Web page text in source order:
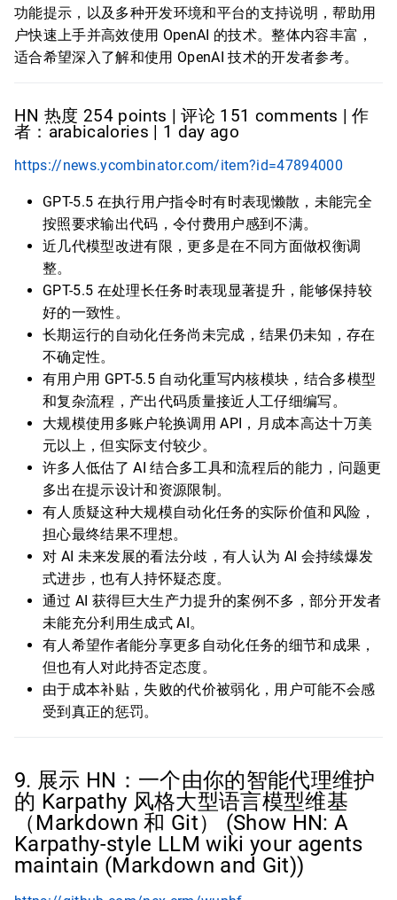
功能提示，以及多种开发环境和平台的支持说明，帮助用
户快速上手并高效使用 OpenAI 的技术。整体内容丰富，
适合希望深入了解和使用 OpenAI 技术的开发者参考。
HN 热度 254 points | 评论 151 comments | 作
者：arabicalories | 1 day ago
https://news.ycombinator.com/item?id=47894000
GPT-5.5 在执行用户指令时有时表现懒散，未能完全
按照要求输出代码，令付费用户感到不满。
近几代模型改进有限，更多是在不同方面做权衡调
整。
GPT-5.5 在处理长任务时表现显著提升，能够保持较
好的一致性。
长期运行的自动化任务尚未完成，结果仍未知，存在
不确定性。
有用户用 GPT-5.5 自动化重写内核模块，结合多模型
和复杂流程，产出代码质量接近人工仔细编写。
大规模使用多账户轮换调用 API，月成本高达十万美
元以上，但实际支付较少。
许多人低估了 AI 结合多工具和流程后的能力，问题更
多出在提示设计和资源限制。
有人质疑这种大规模自动化任务的实际价值和风险，
担心最终结果不理想。
对 AI 未来发展的看法分歧，有人认为 AI 会持续爆发
式进步，也有人持怀疑态度。
通过 AI 获得巨大生产力提升的案例不多，部分开发者
未能充分利用生成式 AI。
有人希望作者能分享更多自动化任务的细节和成果，
但也有人对此持否定态度。
由于成本补贴，失败的代价被弱化，用户可能不会感
受到真正的惩罚。
9. 展示 HN：一个由你的智能代理维护
的 Karpathy 风格大型语言模型维基
（Markdown 和 Git） (Show HN: A
Karpathy-style LLM wiki your agents
maintain (Markdown and Git))